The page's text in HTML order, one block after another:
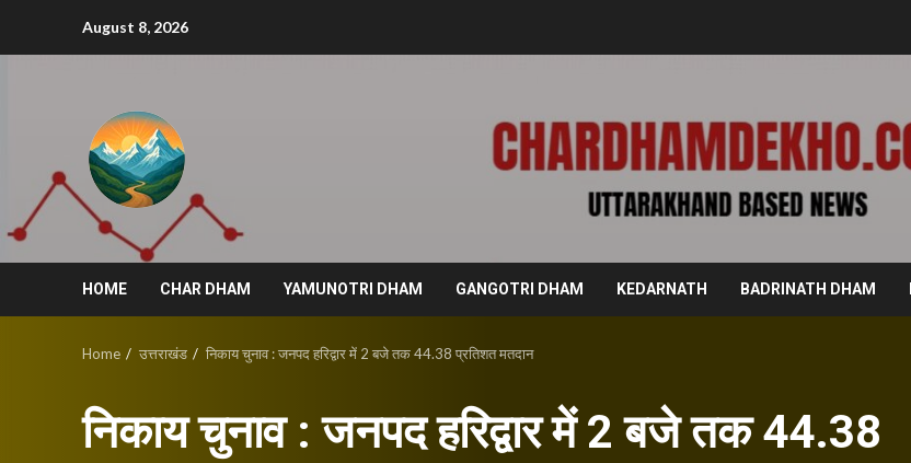
August 8, 2026
HOME CHAR DHAM YAMUNOTRI DHAM GANGOTRI DHAM KEDARNATH BADRINATH DHAM
Home उत्तराखंड निकाय चुनाव : जनपद हरिद्वार में 2 बजे तक 44.38 प्रतिशत मतदान
निकाय चुनाव : जनपद हरिद्वार में 2 बजे तक 44.38